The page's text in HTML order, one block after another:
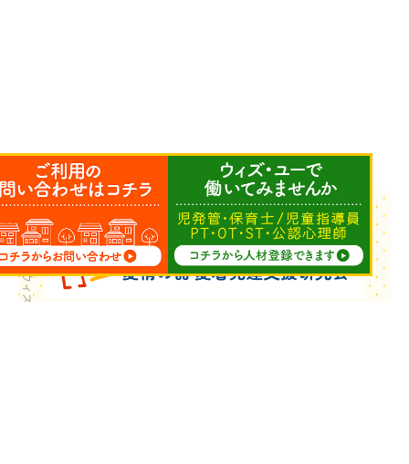
Copyright © ウィズ・ユー All Rights Reserved.